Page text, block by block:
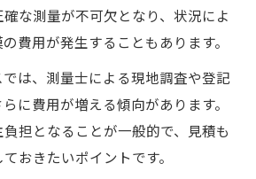
な測量が不可欠となり、状況によ
費用が発生することもあります。
は、測量士による現地調査や登記
に費用が増える傾向があります。
担となることが一般的で、見積も
おきたいポイントです。